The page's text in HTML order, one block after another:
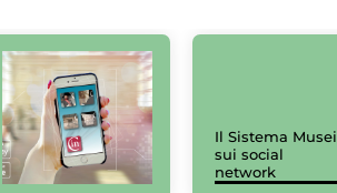
Il Sistema Musei
sui social
network